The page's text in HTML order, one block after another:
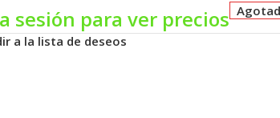
sesión para ver precios
a la lista de deseos